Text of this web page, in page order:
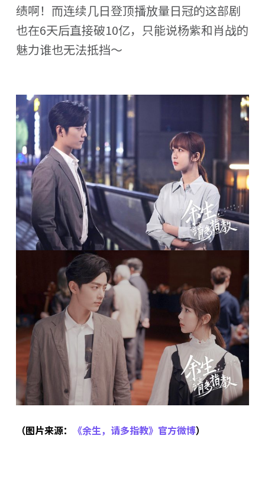
绩啊！而连续几日登顶播放量日冠的这部剧
也在6天后直接破10亿，只能说杨紫和肖战的
魅力谁也无法抵挡～
（图片来源： 《余生，请多指教》官方微博）